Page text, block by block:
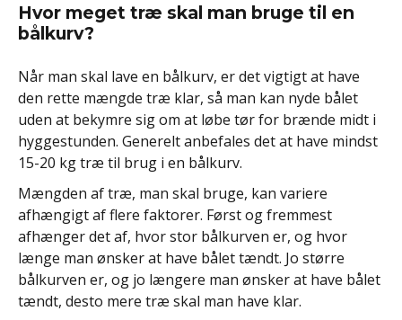
Hvor meget træ skal man bruge til en
bålkurv?
Når man skal lave en bålkurv, er det vigtigt at have
den rette mængde træ klar, så man kan nyde bålet
uden at bekymre sig om at løbe tør for brænde midt i
hyggestunden. Generelt anbefales det at have mindst
15-20 kg træ til brug i en bålkurv.
Mængden af træ, man skal bruge, kan variere
afhængigt af flere faktorer. Først og fremmest
afhænger det af, hvor stor bålkurven er, og hvor
længe man ønsker at have bålet tændt. Jo større
bålkurven er, og jo længere man ønsker at have bålet
tændt, desto mere træ skal man have klar.